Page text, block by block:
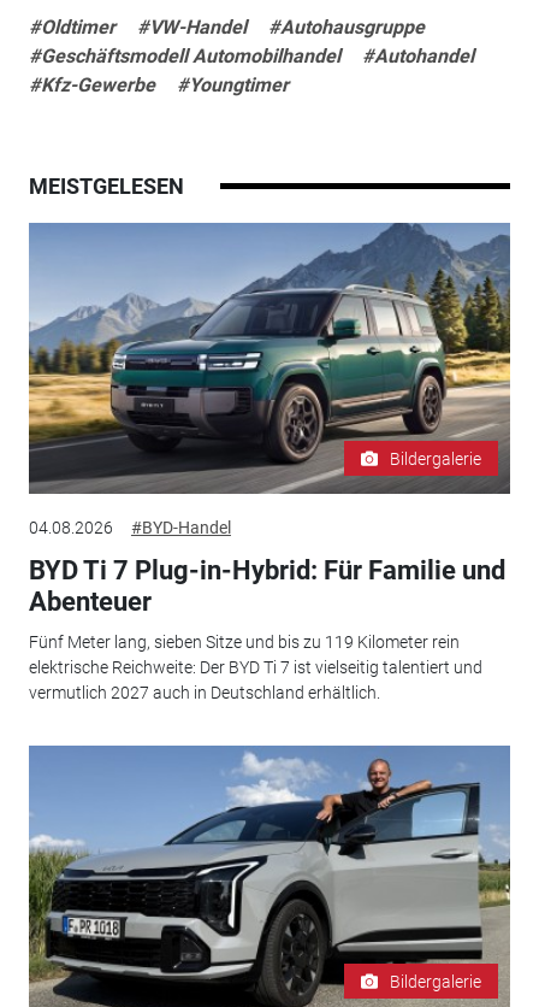
#Oldtimer #VW-Handel
#Autohausgruppe
#Geschäftsmodell Automobilhandel
#Autohandel
#Kfz-Gewerbe
#Youngtimer
MEISTGELESEN
Bildergalerie
04.08.2026 #BYD-Handel
BYD Ti 7 Plug-in-Hybrid: Für Familie und
Abenteuer
Fünf Meter lang, sieben Sitze und bis zu 119 Kilometer rein
elektrische Reichweite: Der BYD Ti 7 ist vielseitig talentiert und
vermutlich 2027 auch in Deutschland erhältlich.
Bildergalerie